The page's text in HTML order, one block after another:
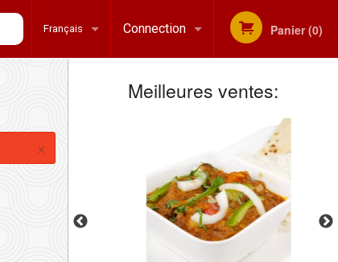
Français
English
Connection
Inscription
Panier (0)
Meilleures ventes:
×